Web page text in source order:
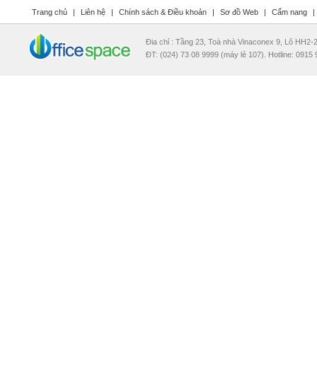
Trang chủ | Liên hệ | Chính sách & Điều khoản | Sơ đồ Web | Cẩm nang |
Đia chỉ : Tầng 23, Toà nhà Vinaconex 9, Lô
ĐT: (024) 73 08 9999 (máy lẻ 107). Hotline: 0915